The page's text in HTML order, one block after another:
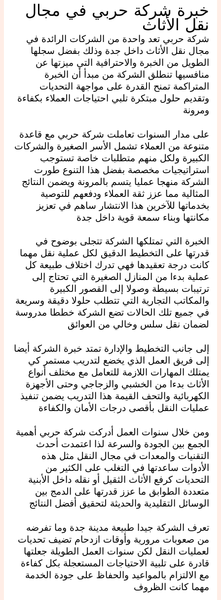
خبرة شركة حربي في مجال
نقل الأثاث
شركة حربي تعد واحدة من الشركات الرائدة في
مجال نقل الأثاث داخل جدة وذلك بفضل سجلها
الطويل من الخبرة والاحترافية التي ميزتها عن
منافسيها تنطلق الشركة من مبدأ أن الخبرة
المتراكمة تمنح القدرة على مواجهة التحديات
وتقديم حلول مبتكرة تلبي احتياجات العملاء بكفاءة
ومرونة
على مدار السنوات تعاملت شركة حربي مع قاعدة
متنوعة من العملاء تشمل الأسر الصغيرة والشركات
الكبيرة ولكل منهم متطلبات خاصة تستوجب
استراتيجيات مخصصة بفضل هذا التنوع طورت
الشركة منهجا عمليا يتسم بالمرونة ويضمن النتائج
المثالية مما عزز ثقة العملاء ودفعهم للتوصية
بخدماتها للآخرين هذا الانتشار ساهم في تعزيز
مكانتها وبناء سمعة قوية داخل جدة
الخبرة التي تمتلكها الشركة تتجلى بوضوح في
قدرتها على التخطيط الدقيق لكل عملية نقل مهما
كانت درجة تعقيدها فهي تدرك اختلاف طبيعة كل
عملية بدءا من المنازل الصغيرة التي تحتاج إلى
ترتيبات بسيطة وصولا إلى القصور الكبيرة
والمكاتب التجارية التي تتطلب حلولا دقيقة وسريعة
في جميع تلك الحالات تضع الشركة خططا مدروسة
لضمان نقل سلس وخالي من العوائق
إلى جانب التخطيط والإدارة تمتد خبرة الشركة أيضا
إلى فريق العمل الذي يخضع لتدريب مستمر كي
يمتلك المهارات اللازمة للتعامل مع مختلف أنواع
الأثاث بدءا من الخشبي والزجاجي وحتى الأجهزة
الكهربائية والتحف القيمة هذا التدريب يضمن تنفيذ
عمليات النقل بأقصى درجات الأمان والكفاءة
ومن خلال سنوات العمل أدركت شركة حربي أهمية
الجمع بين الجودة والسرعة لذا اعتمدت أحدث
التقنيات والمعدات في مجال النقل مثل هذه
الأدوات ساعدتها في التغلب على الكثير من
التحديات كرفع الأثاث الثقيل أو نقله داخل الأبنية
متعددة الطوابق ما عزز قدرتها على الدمج بين
الوسائل التقليدية والحديثة لتحقيق أفضل النتائج
تعرف الشركة جيدا طبيعة مدينة جدة وما تفرضه
من صعوبات مرورية وأوقات ازدحام تضيف تحديات
لعمليات النقل لكن سنوات العمل الطويلة جعلتها
قادرة على تلبية الاحتياجات المستعجلة بكل كفاءة
مع الالتزام بالمواعيد والحفاظ على جودة الخدمة
مهما كانت الظروف